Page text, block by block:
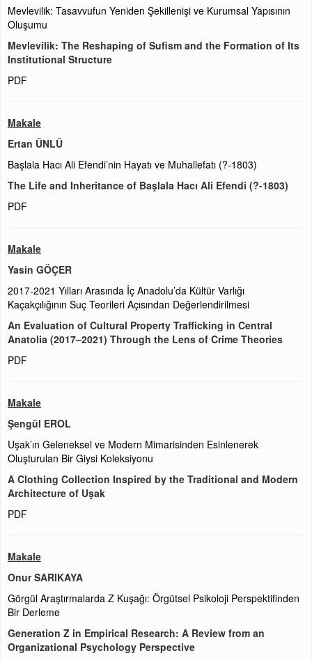
Mevlevilik: Tasavvufun Yeniden Şekillenişi ve Kurumsal Yapısının
Oluşumu
Mevlevilik: The Reshaping of Sufism and the Formation of Its
Institutional Structure
PDF
Makale
Ertan ÜNLÜ
Başlala Hacı Ali Efendi’nin Hayatı ve Muhallefatı (?-1803)
The Life and Inheritance of Başlala Hacı Ali Efendi (?-1803)
PDF
Makale
Yasin GÖÇER
2017-2021 Yılları Arasında İç Anadolu’da Kültür Varlığı
Kaçakçılığının Suç Teorileri Açısından Değerlendirilmesi
An Evaluation of Cultural Property Trafficking in Central
Anatolia (2017–2021) Through the Lens of Crime Theories
PDF
Makale
Şengül EROL
Uşak’ın Geleneksel ve Modern Mimarisinden Esinlenerek
Oluşturulan Bir Giysi Koleksiyonu
A Clothing Collection Inspired by the Traditional and Modern
Architecture of Uşak
PDF
Makale
Onur SARIKAYA
Görgül Araştırmalarda Z Kuşağı: Örgütsel Psikoloji Perspektifinden
Bir Derleme
Generation Z in Empirical Research: A Review from an
Organizational Psychology Perspective